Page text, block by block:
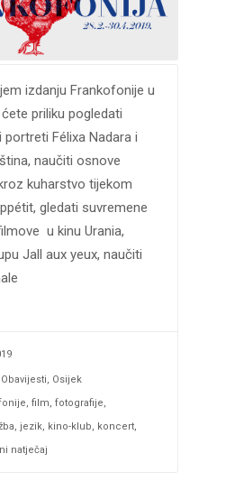
izdanju Frankofonije u
priliku pogledati
portreti Félixa Nadara i
naučiti osnove
kuharstvo tijekom
gledati suvremene
u kinu Urania,
Jall aux yeux, naučiti
Obavijesti, Osijek
, film, fotografije,
, jezik, kino-klub, koncert,
natječaj